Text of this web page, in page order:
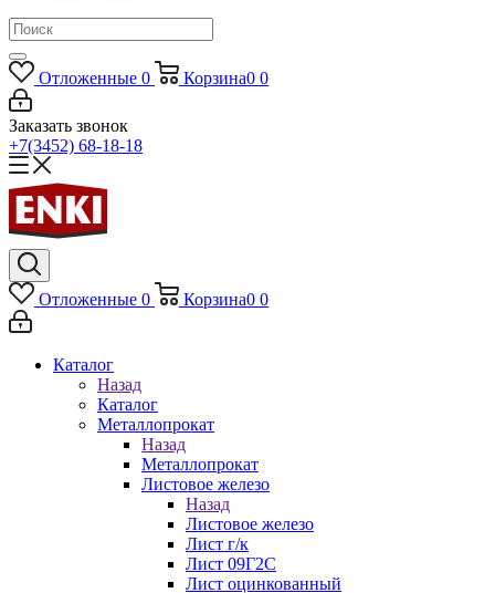
Отложенные 0 Корзина0 0
Заказать звонок
+7(3452) 68-18-18
Отложенные 0 Корзина0 0
Каталог
Назад
Каталог
Металлопрокат
Назад
Металлопрокат
Листовое железо
Назад
Листовое железо
Лист г/к
Лист 09Г2С
Лист оцинкованный